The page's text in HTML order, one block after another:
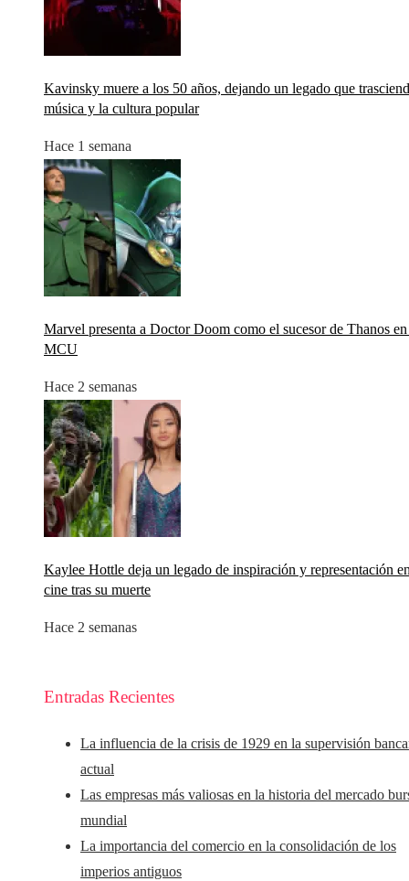
Kavinsky muere a los 50 años, dejando un legado que
música y la cultura popular
Hace 1 semana
Marvel presenta a Doctor Doom como el sucesor de Thanos
MCU
Hace 2 semanas
Kaylee Hottle deja un legado de inspiración y representación
cine tras su muerte
Hace 2 semanas
Entradas Recientes
La influencia de la crisis de 1929 en la supervisión
actual
Las empresas más valiosas en la historia del mercado
mundial
La importancia del comercio en la consolidación de los
imperios antiguos